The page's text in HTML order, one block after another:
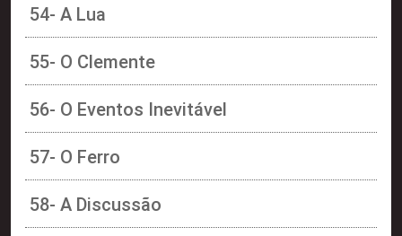
54- A Lua
55- O Clemente
56- O Eventos Inevitável
57- O Ferro
58- A Discussão